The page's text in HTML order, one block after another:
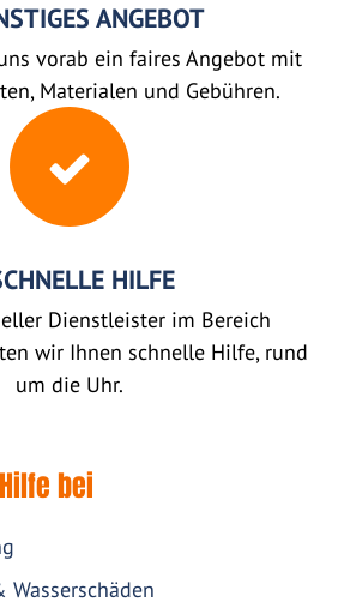
ANGEBOT
vorab ein faires Angebot mit
Materialen und Gebühren.
HILFE
Dienstleister im Bereich
wir Ihnen schnelle Hilfe, rund
um die Uhr.
bei
Wasserschäden